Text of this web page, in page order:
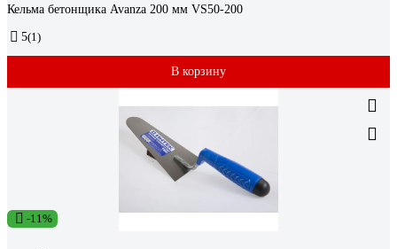
Кельма бетонщика Avanza 200 мм VS50-200
5(1)
В корзину
-11%